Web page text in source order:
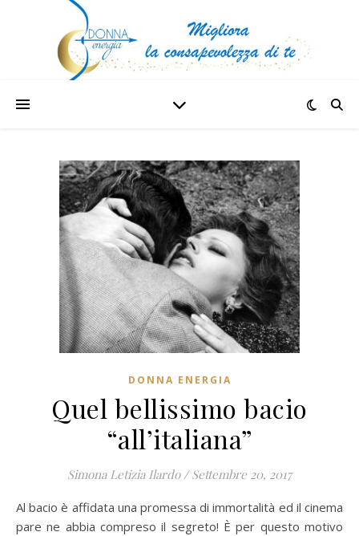
DONNA ENERGIA
Quel bellissimo bacio
“all’italiana”
Simona Letizia Ilardo / Settembre 20, 2017
Al bacio è affidata una promessa di immortalità ed il cinema
pare ne abbia compreso il segreto! È per questo motivo